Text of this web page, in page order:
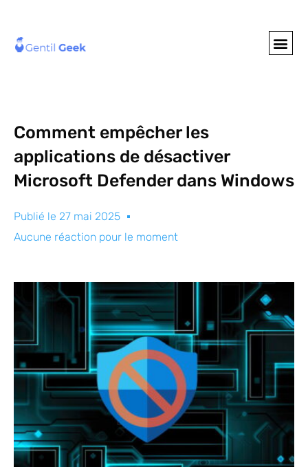
Comment empêcher les
applications de désactiver
Microsoft Defender dans Windows
Publié le 27 mai 2025
Aucune réaction pour le moment